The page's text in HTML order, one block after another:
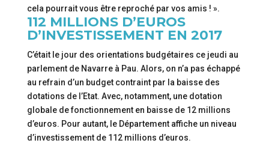
cela pourrait vous être reproché par vos amis ! ».
112 MILLIONS D’EUROS
D’INVESTISSEMENT EN 2017
C’était le jour des orientations budgétaires ce jeudi au
parlement de Navarre à Pau. Alors, on n’a pas échappé
au refrain d’un budget contraint par la baisse des
dotations de l’Etat. Avec, notamment, une dotation
globale de fonctionnement en baisse de 12 millions
d’euros. Pour autant, le Département affiche un niveau
d’investissement de 112 millions d’euros.